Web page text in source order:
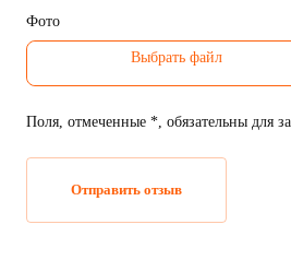
Фото
Поля, отмеченные *, обязательны для
Отправить отзыв